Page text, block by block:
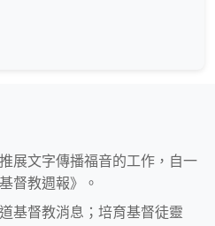
展文字傳播福音的工作，自一
督教週報》。
基督教消息；培育基督徒靈